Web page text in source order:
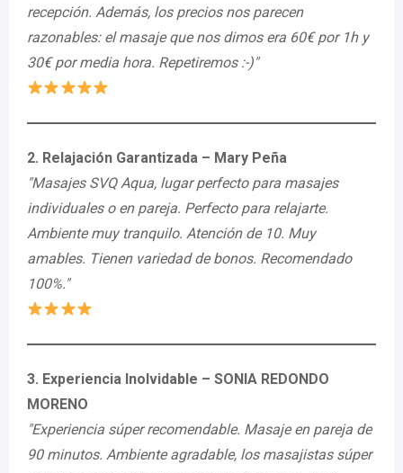
recepción. Además, los precios nos parecen
razonables: el masaje que nos dimos era 60€ por 1h y
30€ por media hora. Repetiremos :-)"
2. Relajación Garantizada – Mary Peña
"Masajes SVQ Aqua, lugar perfecto para masajes
individuales o en pareja. Perfecto para relajarte.
Ambiente muy tranquilo. Atención de 10. Muy
amables. Tienen variedad de bonos. Recomendado
100%."
3. Experiencia Inolvidable – SONIA REDONDO
MORENO
"Experiencia súper recomendable. Masaje en pareja de
90 minutos. Ambiente agradable, los masajistas súper